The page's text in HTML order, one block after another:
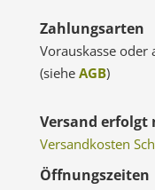
Zahlungsarten
Vorauskasse oder
(siehe AGB)
Versand erfolgt
Versandkosten
Öffnungszeiten